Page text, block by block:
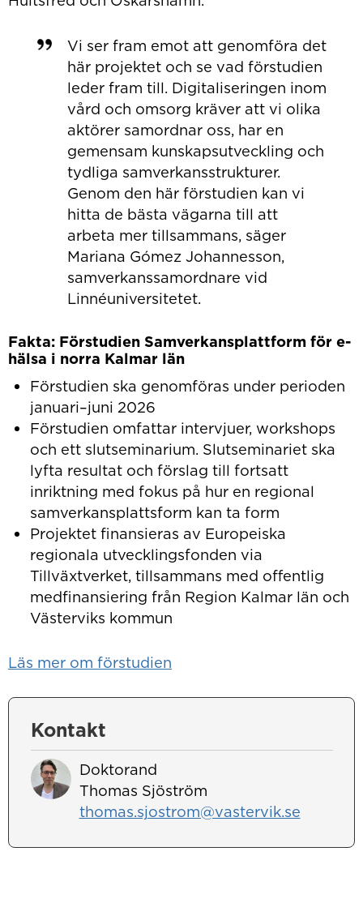
Vi ser fram emot att genomföra det
här projektet och se vad förstudien
leder fram till. Digitaliseringen inom
vård och omsorg kräver att vi olika
aktörer samordnar oss, har en
gemensam kunskapsutveckling och
tydliga samverkansstrukturer.
Genom den här förstudien kan vi
hitta de bästa vägarna till att
arbeta mer tillsammans, säger
Mariana Gómez Johannesson,
samverkanssamordnare vid
Linnéuniversitetet.
Fakta: Förstudien Samverkansplattform för e-
hälsa i norra Kalmar län
Förstudien ska genomföras under perioden
januari–juni 2026
Förstudien omfattar intervjuer, workshops
och ett slutseminarium. Slutseminariet ska
lyfta resultat och förslag till fortsatt
inriktning med fokus på hur en regional
samverkansplattsform kan ta form
Projektet finansieras av Europeiska
regionala utvecklingsfonden via
Tillväxtverket, tillsammans med offentlig
medfinansiering från Region Kalmar län och
Västerviks kommun
Läs mer om förstudien
Kontakt
Doktorand
Thomas Sjöström
thomas.sjostrom@vastervik.se